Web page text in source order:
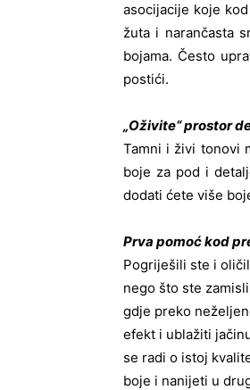
asocijacije koje
žuta i narančasta
bojama. Često
postići.
„Oživite“ prostor
Tamni i živi tonovi
boje za pod i
dodati ćete više
Prva pomoć kod
Pogriješili ste i
nego što ste
gdje preko
efekt i ublažiti
se radi o istoj
boje i nanijeti u